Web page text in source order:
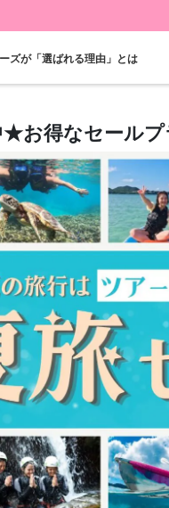
ズが「選ばれる理由」とは
ミアム
プラン
西表島"滝"
ツアー
★お得なセールプ